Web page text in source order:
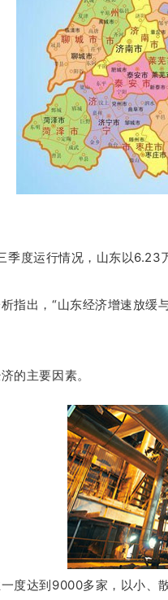
度运行情况，山东以
指出，“山东经济增速放
的主要因素。
度达到9000多家，以小、